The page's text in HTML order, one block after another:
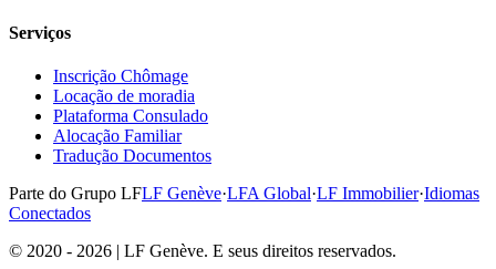
Serviços
Inscrição Chômage
Locação de moradia
Plataforma Consulado
Alocação Familiar
Tradução Documentos
Parte do Grupo LFLF Genève·LFA Global·LF Immobilier·Idiomas
Conectados
© 2020 - 2026 | LF Genève. E seus direitos reservados.